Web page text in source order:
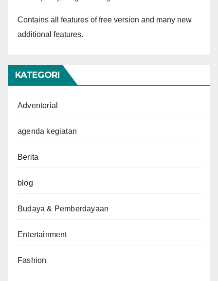
Contains all features of free version and many new
additional features.
KATEGORI
Adventorial
agenda kegiatan
Berita
blog
Budaya & Pemberdayaan
Entertainment
Fashion